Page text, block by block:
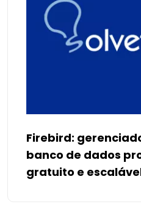
Firebird:
banco de dados
gratuito e